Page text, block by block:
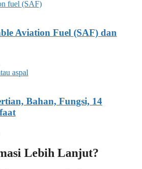
Aviation Fuel (SAF) dan
Bahan, Fungsi, 14
Lebih Lanjut?